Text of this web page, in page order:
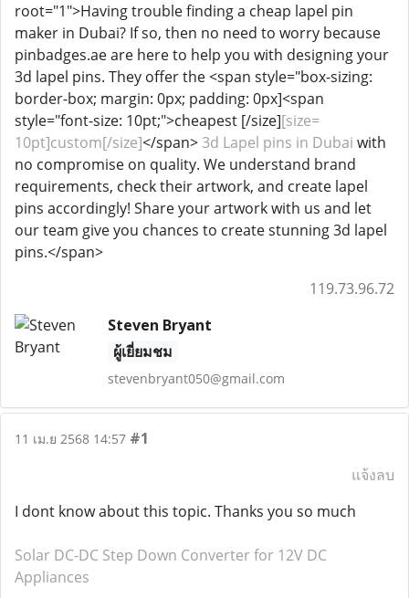
root="1">Having trouble finding a cheap lapel pin
maker in Dubai? If so, then no need to worry because
pinbadges.ae are here to help you with designing your
3d lapel pins. They offer the <span style="box-sizing:
border-box; margin: 0px; padding: 0px]<span
style="font-size: 10pt;">cheapest [/size][size=
10pt]custom[/size]</span> 3d Lapel pins in Dubai with
no compromise on quality. We understand brand
requirements, check their artwork, and create lapel
pins accordingly! Share your artwork with us and let
our team give you chances to create stunning 3d lapel
pins.</span>
119.73.96.72
Steven Bryant
ผู้เยี่ยมชม
stevenbryant050@gmail.com
11 เม.ย 2568 14:57 #1
แจ้งลบ
I dont know about this topic. Thanks you so much
Solar DC-DC Step Down Converter for 12V DC
Appliances